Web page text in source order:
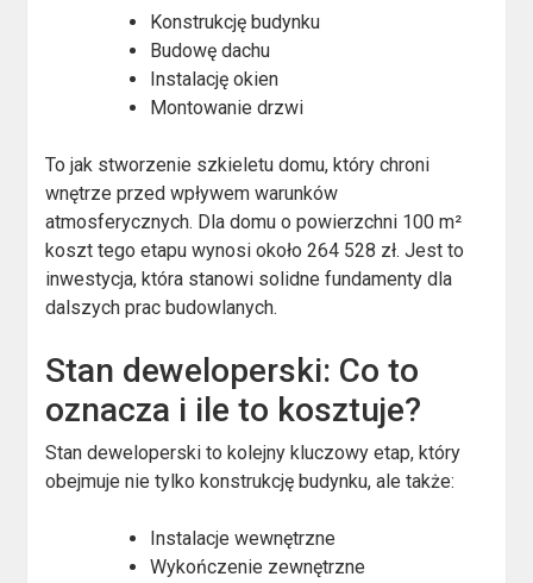
Konstrukcję budynku
Budowę dachu
Instalację okien
Montowanie drzwi
To jak stworzenie szkieletu domu, który chroni
wnętrze przed wpływem warunków
atmosferycznych. Dla domu o powierzchni 100 m²
koszt tego etapu wynosi około 264 528 zł. Jest to
inwestycja, która stanowi solidne fundamenty dla
dalszych prac budowlanych.
Stan deweloperski: Co to
oznacza i ile to kosztuje?
Stan deweloperski to kolejny kluczowy etap, który
obejmuje nie tylko konstrukcję budynku, ale także:
Instalacje wewnętrzne
Wykończenie zewnętrzne